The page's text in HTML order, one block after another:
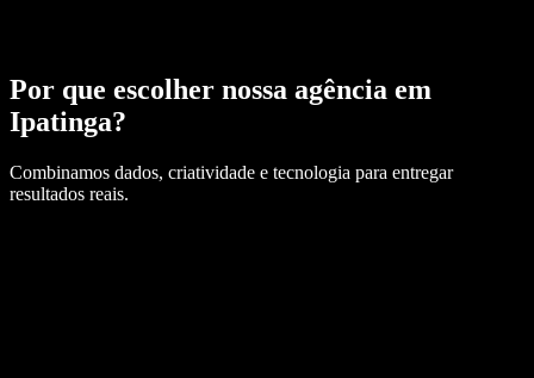
Por que escolher nossa agência em
Ipatinga?
Combinamos dados, criatividade e tecnologia para entregar
resultados reais.